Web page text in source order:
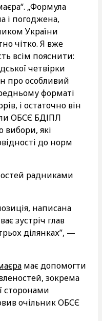
„Формула
і погоджена,
України
чітко. Я вже
всім пояснити:
четвірки
про особливий
форматі
і остаточно він
ОБСЄ БДІПЛ
які
до норм
радниками
написана
зустріч глав
ділянках”, —
має допомогти
зокрема
сторонами
очільник ОБСЄ